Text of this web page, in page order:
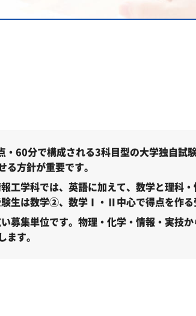
）60分で構成される3科目型の大学独自試
方針が重要です。
工学科では、英語に加えて、数学と理
生は数学②、数学Ⅰ・Ⅱ中心で得点を作る
募集単位です。物理・化学・情報・実
す。